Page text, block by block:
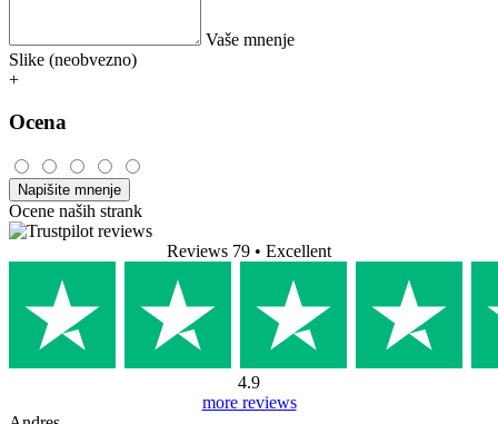
Vaše mnenje
Slike (neobvezno)
+
Ocena
Napišite mnenje
Ocene naših strank
Reviews 79 • Excellent
4.9
more reviews